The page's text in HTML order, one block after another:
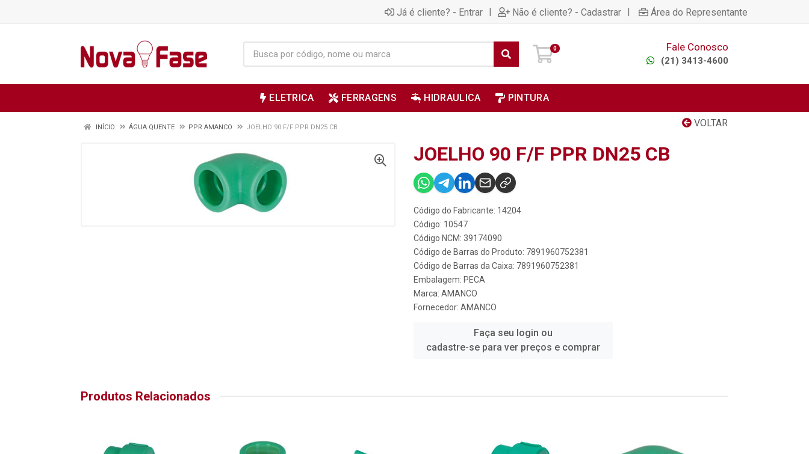
Já é cliente? - Entrar | Não é cliente? - Cadastrar | Área do Representante
0 Fale Conosco
(21) 3413-4600
ELETRICA FERRAGENS HIDRAULICA PINTURA
VOLTAR
INÍCIO ÁGUA QUENTE PPR AMANCO JOELHO 90 F/F PPR DN25 CB
JOELHO 90 F/F PPR DN25 CB
Código do Fabricante: 14204
Código: 10547
Código NCM: 39174090
Código de Barras do Produto: 7891960752381
Código de Barras da Caixa: 7891960752381
Embalagem: PECA
Marca: AMANCO
Fornecedor: AMANCO
Faça seu login ou
cadastre-se para ver preços e comprar
Produtos Relacionados